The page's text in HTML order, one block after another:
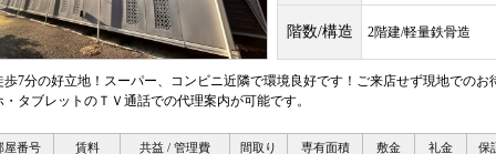
階数/構造 2階建/軽量鉄骨造
歩7分の好立地！スーパー、コンビニ近隣で環境良好です！ご来店せず現地での
・タブレットのＴＶ通話での代理案内が可能です。
屋番号 賃料 共益 / 管理費 間取り 専有面積 敷金 礼金 保